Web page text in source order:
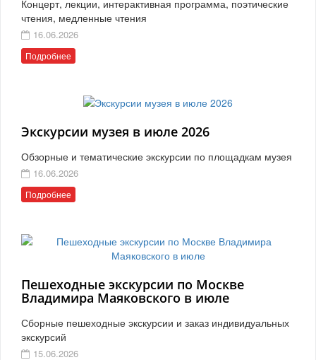
Концерт, лекции, интерактивная программа, поэтические
чтения, медленные чтения
16.06.2026
Подробнее
Экскурсии музея в июле 2026
Обзорные и тематические экскурсии по площадкам музея
16.06.2026
Подробнее
Пешеходные экскурсии по Москве
Владимира Маяковского в июле
Сборные пешеходные экскурсии и заказ индивидуальных
экскурсий
15.06.2026